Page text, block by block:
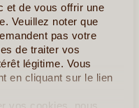
et de vous offrir une
Veuillez noter que
pas votre
de traiter vos
légitime. Vous
en cliquant sur le lien
vos cookies, nous
au Brésil